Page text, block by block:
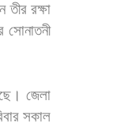
তীর রক্ষা
সোনাতনী
জেলা
সকাল